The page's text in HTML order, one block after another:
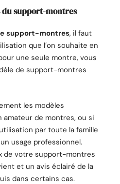
support-montres
support-montres, il faut
que l’on souhaite en
une seule montre, vous
de support-montres
les modèles
de montres, ou si
par toute la famille
usage professionnel.
de votre support-montres
et un avis éclairé de la
dans certains cas.